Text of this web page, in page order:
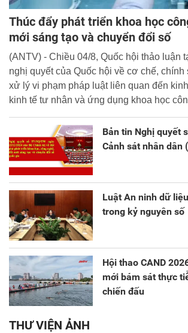
Thúc đẩy phát triển khoa học
mới sáng tạo và chuyển đổi số
(ANTV) - Chiều 04/8, Quốc hội thảo luận
nghị quyết của Quốc hội về cơ chế, chính
xử lý vi phạm pháp luật liên quan đến
kinh tế tư nhân và ứng dụng khoa học
Bản tin Nghị quyết
Cảnh sát nhân dân
Luật An ninh dữ
trong kỷ nguyên số
Hội thao CAND
mới bám sát thực
chiến đấu
THƯ VIỆN ẢNH